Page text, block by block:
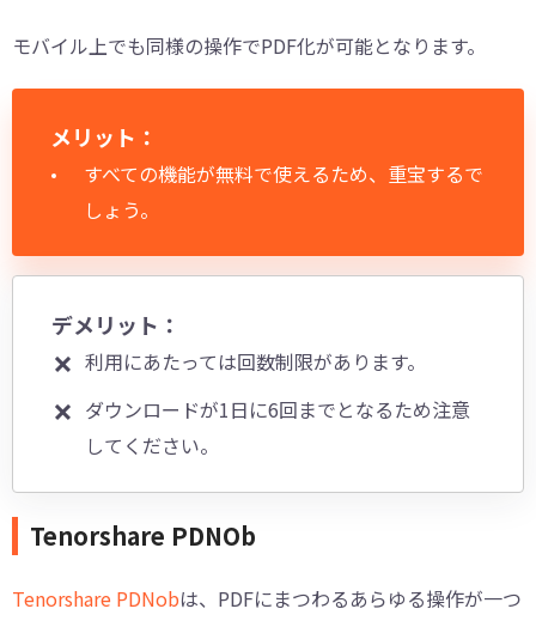
モバイル上でも同様の操作でPDF化が可能となります。
メリット：
すべての機能が無料で使えるため、重宝するで
しょう。
デメリット：
利用にあたっては回数制限があります。
ダウンロードが1日に6回までとなるため注意
してください。
Tenorshare PDNOb
Tenorshare PDNobは、PDFにまつわるあらゆる操作が一つ